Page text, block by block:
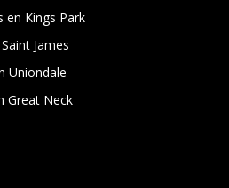
en Kings Park
James
Uniondale
Great Neck